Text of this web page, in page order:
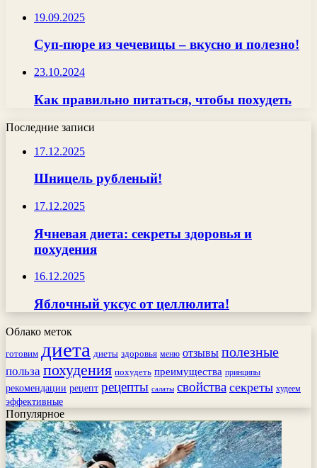
19.09.2025
Суп-пюре из чечевицы – вкусно и полезно!
23.10.2024
Как правильно питаться, чтобы похудеть
Последние записи
17.12.2025
Шницель рубленый!
17.12.2025
Ячневая диета: секреты здоровья и
похудения
16.12.2025
Яблочный уксус от целлюлита!
Облако меток
готовим диета диеты здоровья меню отзывы полезные
польза похудения похудеть преимущества принципы
рекомендации рецепт рецепты салаты свойства секреты худеем
эффективные
Популярное